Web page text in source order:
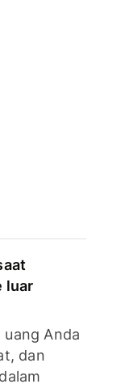
luar
uang Anda
dan